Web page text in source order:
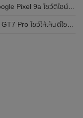
งหลังแบนราบ ไม่มีกรอบของกล้องแล้ว
อมเผยรายละเอียดสเปกที่สำคัญบางส่วน